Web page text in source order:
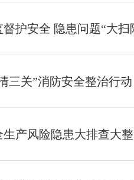
护安全 隐患问题“大扫
三关”消防安全整治行动
产风险隐患大排查大